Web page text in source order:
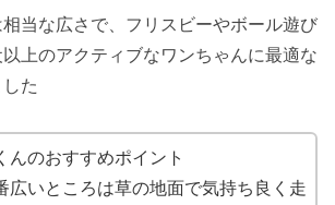
当な広さで、フリスビーやボール遊び
上のアクティブなワンちゃんに最適な
た
んのおすすめポイント
広いところは草の地面で気持ち良く走